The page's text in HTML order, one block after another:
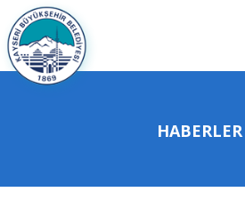
HABERLER